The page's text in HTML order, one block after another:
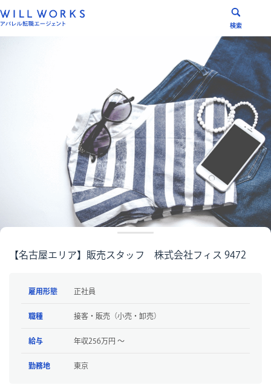
ン
テ
検索
【名古屋エリア】販売スタッフ 株式会社フィス 9472
雇用形態 正社員
職種 接客・販売（小売・卸売）
給与 年収256万円 〜
勤務地 東京